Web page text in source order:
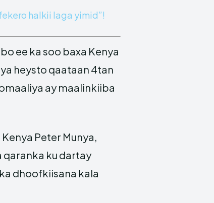
halkii laga yimid”!
ee ka soo baxa Kenya
heysto qaataan 4tan
ay maalinkiiba
Peter Munya,
qaranka ku dartay
dhoofkiisana kala